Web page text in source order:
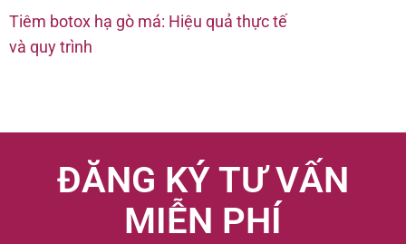
Tiêm botox hạ gò má: Hiệu quả thực tế
và quy trình
ĐĂNG KÝ TƯ VẤN
MIỄN PHÍ